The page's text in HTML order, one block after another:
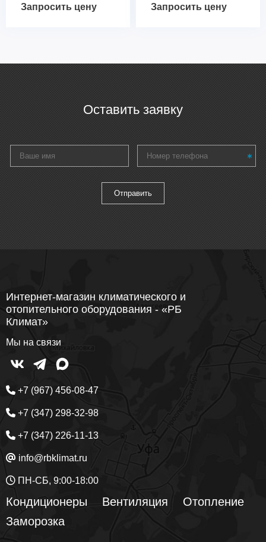
Запросить цену Запросить цену
Оставить заявку
Интернет-магазин климатического и
отопительного оборудования - «РБ
Климат»
Мы на связи
+7 (967) 456-08-47
+7 (347) 298-32-98
+7 (347) 226-11-13
info@rbklimat.ru
ПН-СБ, 9:00-18:00
Кондиционеры Вентиляция
Отопление
Заморозка